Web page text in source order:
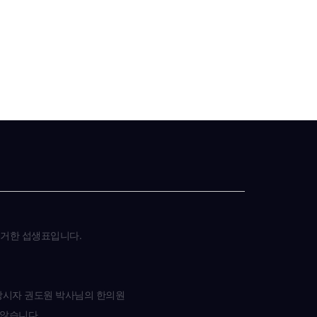
한 섭생표입니다.
자 권도원 박사님의 한의원